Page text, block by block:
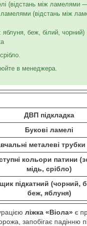
(відстань між ламелями
(відстань між
яблуня, беж, білий, чорний)
в менеджера.
ДВП підкладка
Букові ламелі
металеві
кольори патини
мідь, срібло)
підкатний (чорний,
беж, яблуня)
ліжка «Віола» є
запобігає падінню